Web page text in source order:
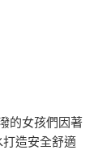
的女孩們因著
造安全舒適